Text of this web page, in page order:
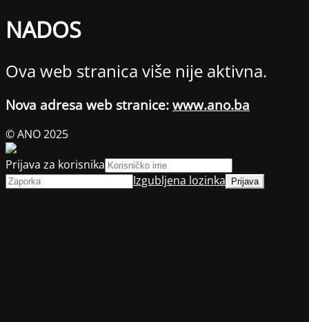
NADOS
Ova web stranica više nije aktivna.
Nova adresa web stranice: www.ano.ba
© ANO 2025
Prijava za korisnika
Izgubljena lozinka